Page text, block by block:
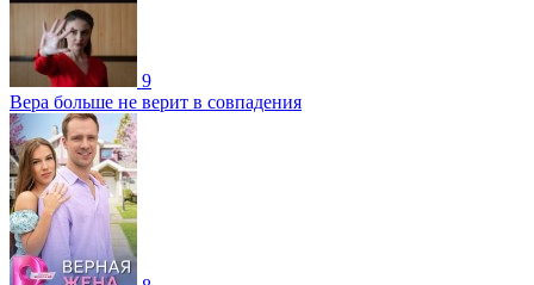
9
Вера больше не верит в совпадения